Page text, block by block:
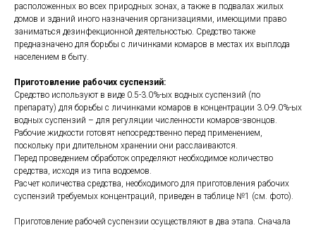
расположенных во всех природных зонах, а также в подвалах жилых
домов и зданий иного назначения организациями, имеющими право
заниматься дезинфекционной деятельностью. Средство также
предназначено для борьбы с личинками комаров в местах их выплода
населением в быту.
Приготовление рабочих суспензий:
Средство используют в виде 0.5-3.0%-ых водных суспензий (по
препарату) для борьбы с личинками комаров в концентрации 3.0-9.0%-ых
водных суспензий – для регуляции численности комаров-звонцов.
Рабочие жидкости готовят непосредственно перед применением,
поскольку при длительном хранении они расслаиваются.
Перед проведением обработок определяют необходимое количество
средства, исходя из типа водоемов.
Расчет количества средства, необходимого для приготовления рабочих
суспензий требуемых концентраций, приведен в таблице №1 (см. фото).
Приготовление рабочей суспензии осуществляют в два этапа. Сначала